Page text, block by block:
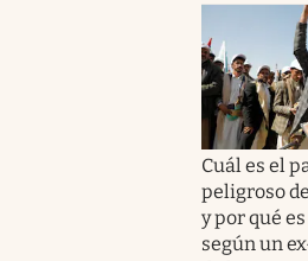
Cuál es el
peligroso
y por qué
según un